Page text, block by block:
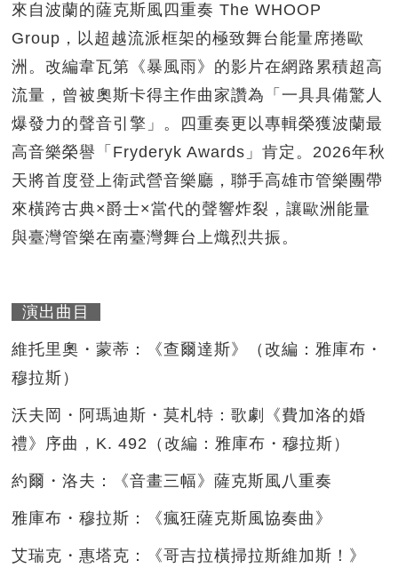
來自波蘭的薩克斯風四重奏 The WHOOP
Group，以超越流派框架的極致舞台能量席捲歐
洲。改編韋瓦第《暴風雨》的影片在網路累積超高
流量，曾被奧斯卡得主作曲家讚為「一具具備驚人
爆發力的聲音引擎」。四重奏更以專輯榮獲波蘭最
高音樂榮譽「Fryderyk Awards」肯定。2026年秋
天將首度登上衛武營音樂廳，聯手高雄市管樂團帶
來橫跨古典×爵士×當代的聲響炸裂，讓歐洲能量
與臺灣管樂在南臺灣舞台上熾烈共振。
演出曲目
維托里奧・蒙蒂：《查爾達斯》（改編：雅庫布・
穆拉斯）
沃夫岡・阿瑪迪斯・莫札特：歌劇《費加洛的婚
禮》序曲，K. 492（改編：雅庫布・穆拉斯）
約爾・洛夫：《音畫三幅》薩克斯風八重奏
雅庫布・穆拉斯：《瘋狂薩克斯風協奏曲》
艾瑞克・惠塔克：《哥吉拉橫掃拉斯維加斯！》